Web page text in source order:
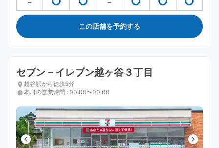
この店舗を予約する
セブン－イレブン越ヶ谷３丁目
越谷駅から徒歩5分
本日の営業時間 : 00:00〜00:00